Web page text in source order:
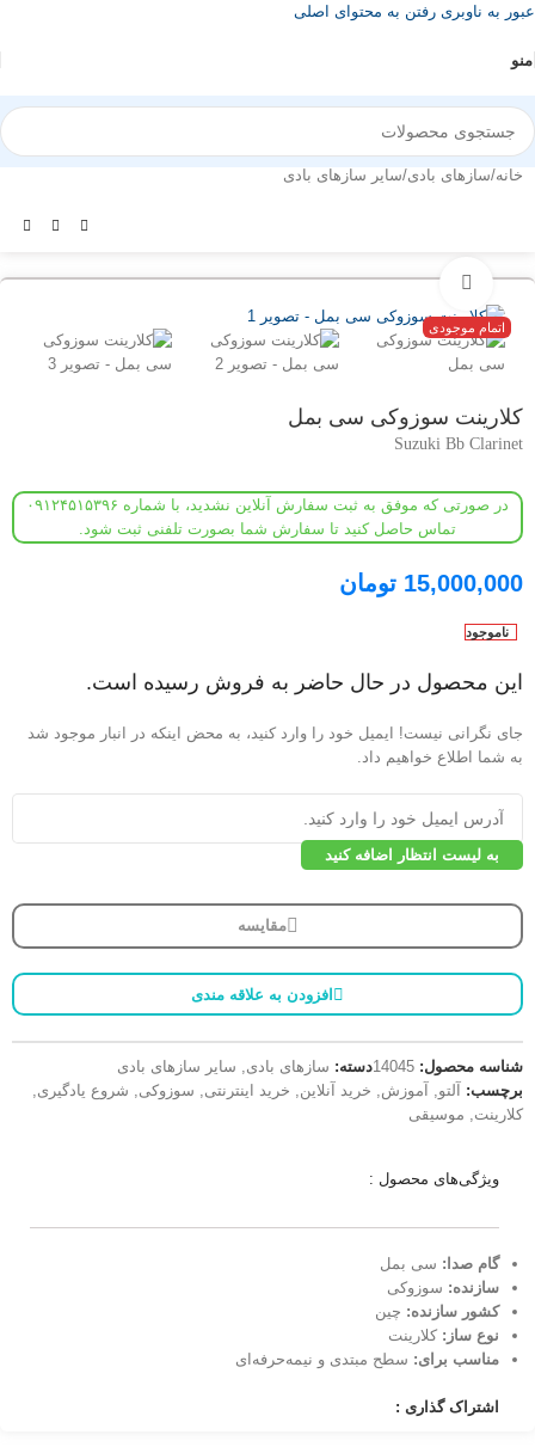
عبور به ناوبری رفتن به محتوای اصلی
منو
خانه/سازهای بادی/سایر سازهای بادی
اتمام موجودی
بزرگنمایی تصویر
کلارینت سوزوکی سی بمل
Suzuki Bb Clarinet
در صورتی که موفق به ثبت سفارش آنلاین نشدید، با شماره ۰۹۱۲۴۵۱۵۳۹۶
تماس حاصل کنید تا سفارش شما بصورت تلفنی ثبت شود.
15,000,000 تومان
ناموجود
این محصول در حال حاضر به فروش رسیده است.
جای نگرانی نیست! ایمیل خود را وارد کنید، به محض اینکه در انبار موجود شد
به شما اطلاع خواهیم داد.
به لیست انتظار اضافه کنید
مقایسه
افزودن به علاقه مندی
شناسه محصول: 14045دسته: سازهای بادی, سایر سازهای بادی
برچسب:
آلتو, آموزش, خرید آنلاین, خرید اینترنتی, سوزوکی, شروع یادگیری,
کلارینت, موسیقی
ویژگی‌های محصول :
گام صدا:‌ سی بمل
سازنده: سوزوکی
کشور سازنده: چین
نوع ساز: کلارینت
مناسب برای: سطح مبتدی و نیمه‌حرفه‌ای
اشتراک گذاری :